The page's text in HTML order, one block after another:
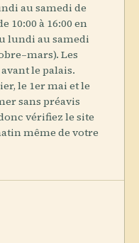
au samedi de
10:00 à 16:00 en
lundi au samedi
Les
le palais.
le 1er mai et le
sans préavis
vérifiez le site
même de votre